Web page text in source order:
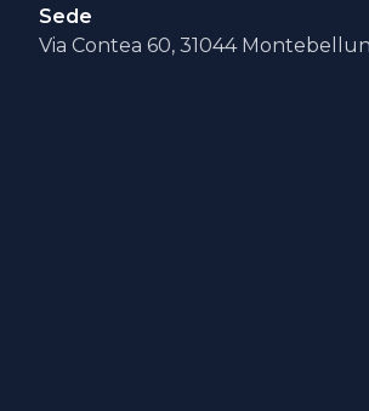
Sede
Via Contea 60, 31044